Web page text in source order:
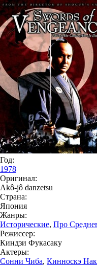
Год:
1978
Оригинал:
Akô-jô danzetsu
Страна:
Япония
Жанры:
Исторические, Про
Режиссер:
Киндзи Фукасаку
Актеры:
Сонни Чиба, Кинноскэ